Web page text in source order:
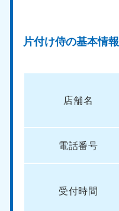
片付け侍の基本情報
店舗名
電話番号
受付時間